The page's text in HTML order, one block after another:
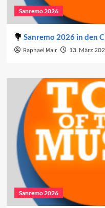
Sanremo 2026
Sanremo 2026 in den
Raphael Mair 13. März
Sanremo 2026